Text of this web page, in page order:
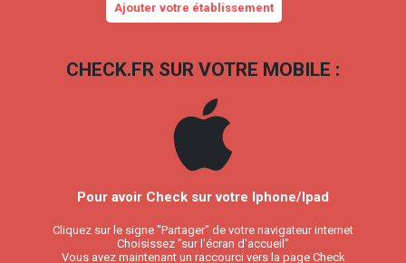
Ajouter votre établissement
CHECK.FR SUR VOTRE MOBILE :
Pour avoir Check sur votre Iphone/Ipad
Cliquez sur le signe "Partager" de votre navigateur internet
Choisissez "sur l'écran d'accueil"
Vous avez maintenant un raccourci vers la page Check